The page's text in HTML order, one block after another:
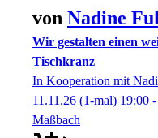
von Nadine
Wir gestalten einen
Tischkranz
In Kooperation mit
11.11.26 (1-mal) 19:00
Maßbach